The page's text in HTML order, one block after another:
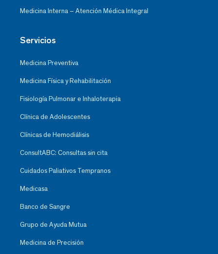
Medicina Interna – Atención Médica Integral
Servicios
Medicina Preventiva
Medicina Física y Rehabilitación
Fisiología Pulmonar e Inhaloterapia
Clínica de Adolescentes
Clínicas de Hemodiálisis
ConsultABC: Consultas sin cita
Cuidados Paliativos Tempranos
Medicasa
Banco de Sangre
Grupo de Ayuda Mutua
Medicina de Precisión